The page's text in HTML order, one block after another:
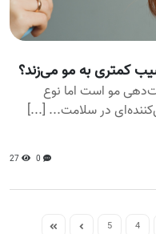
کمتری به مو می‌زند؟
مو است اما نوع
در سلامت... [...]
0
27
4
5